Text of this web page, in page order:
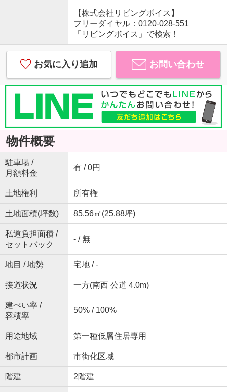
【株式会社リビングボイス】
フリーダイヤル：0120-028-551
「リビングボイス」で検索！
お気に入り追加 お問い合わせ
物件概要
駐車場 /
月額料金
有 / 0円
土地権利 所有権
土地面積(坪数) 85.56㎡(25.88坪)
私道負担面積 /
セットバック
- / 無
地目 / 地勢 宅地 / -
接道状況 一方(南西 公道 4.0m)
建ぺい率 /
容積率
50% / 100%
用途地域 第一種低層住居専用
都市計画 市街化区域
階建 2階建